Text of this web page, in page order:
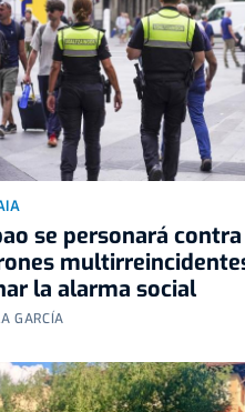
se personará
la alarma social
GARCÍA